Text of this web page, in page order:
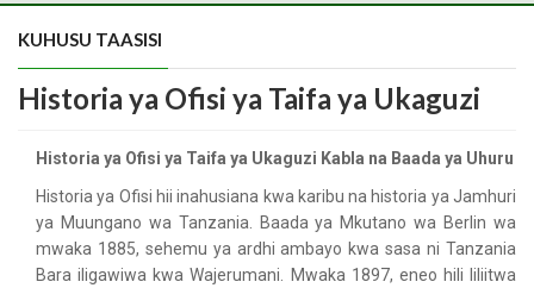
KUHUSU TAASISI
Historia ya Ofisi ya Taifa ya Ukaguzi
Historia ya Ofisi ya Taifa ya Ukaguzi Kabla na Baada ya Uhuru
Historia ya Ofisi hii inahusiana kwa karibu na historia ya Jamhuri
ya Muungano wa Tanzania. Baada ya Mkutano wa Berlin wa
mwaka 1885, sehemu ya ardhi ambayo kwa sasa ni Tanzania
Bara iligawiwa kwa Wajerumani. Mwaka 1897, eneo hili liliitwa